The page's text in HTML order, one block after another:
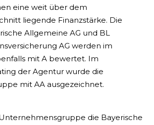
eine weit über dem
liegende Finanzstärke. Die
Allgemeine AG und BL
AG werden im
mit A bewertet. Im
der Agentur wurde die
mit AA ausgezeichnet.
die Bayerische